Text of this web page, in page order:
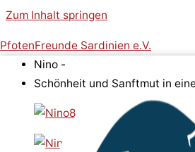
Zum Inhalt springen
PfotenFreunde Sardinien e.V.
Nino -
Schönheit und Sanftmut in